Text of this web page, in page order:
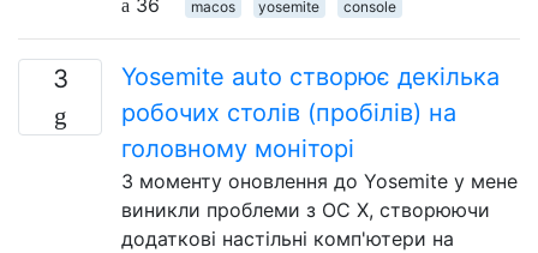
macos yosemite console
3
Yosemite auto створює декілька
робочих столів (пробілів) на
головному моніторі
З моменту оновлення до Yosemite у мене
виникли проблеми з ОС X, створюючи
додаткові настільні комп'ютери на